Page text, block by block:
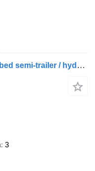
Langendorf SATAHV 30/50 low-bed semi-trailer / hydraulically steered axles
3